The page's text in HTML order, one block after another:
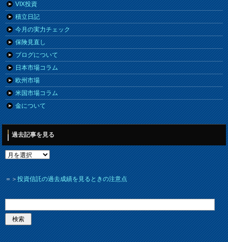
VIX投資
積立日記
今月の実力チェック
保険見直し
ブログについて
日本市場コラム
欧州市場
米国市場コラム
金について
過去記事を見る
＝＞投資信託の過去成績を見るときの注意点